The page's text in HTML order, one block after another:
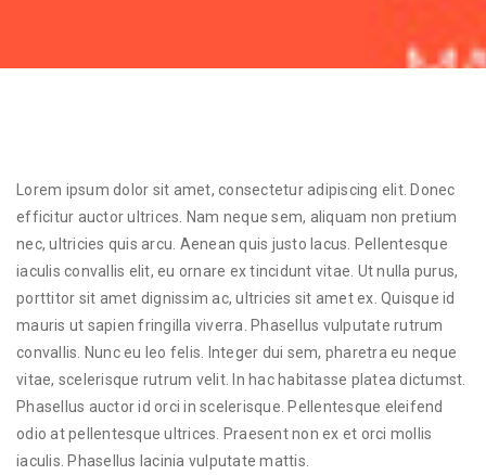
Lorem ipsum dolor sit amet, consectetur adipiscing elit. Donec
efficitur auctor ultrices. Nam neque sem, aliquam non pretium
nec, ultricies quis arcu. Aenean quis justo lacus. Pellentesque
iaculis convallis elit, eu ornare ex tincidunt vitae. Ut nulla purus,
porttitor sit amet dignissim ac, ultricies sit amet ex. Quisque id
mauris ut sapien fringilla viverra. Phasellus vulputate rutrum
convallis. Nunc eu leo felis. Integer dui sem, pharetra eu neque
vitae, scelerisque rutrum velit. In hac habitasse platea dictumst.
Phasellus auctor id orci in scelerisque. Pellentesque eleifend
odio at pellentesque ultrices. Praesent non ex et orci mollis
iaculis. Phasellus lacinia vulputate mattis.